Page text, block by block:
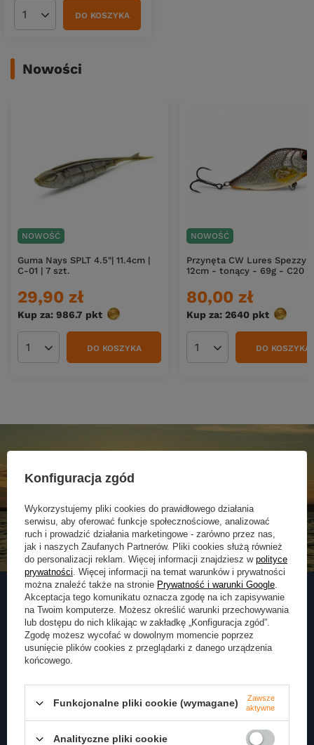
Ilość produktówDO KOSZYKA
Nowości
NOWOŚĆ
Guma Nays SPLT 4.5"| 11.4cm |
C-01 | 7 szt.
29,90 zł
Kup za: 986.7 pkt punktów
Ilość produktówDO KOSZYKA
NOWOŚĆ
Przynęta CW Lures Spezzy
12cm - tonący - 69g - C20
80,00 zł
Kup za: 2640 pkt punktów
Ilość produktówDO KOSZYKA
Zapisz się do naszego
Newslettera
ofercie
Konfiguracja zgód
Wykorzystujemy pliki cookies do prawidłowego działania
serwisu, aby oferować funkcje społecznościowe, analizować
ruch i prowadzić działania marketingowe - zarówno przez nas,
jak i naszych Zaufanych Partnerów. Pliki cookies służą również
do personalizacji reklam. Więcej informacji znajdziesz w polityce
prywatności . Więcej informacji na temat warunków i prywatności
można znaleźć także na stronie Prywatność i warunki Google
Akceptacja tego komunikatu oznacza zgodę na ich zapisywanie
na Twoim komputerze. Możesz określić warunki przechowywania
lub dostępu do nich klikając w zakładkę „Konfiguracja zgód”.
Zgodę możesz wycofać w dowolnym momencie poprzez
usunięcie plików cookies z przeglądarki z danego urządzenia
końcowego.
Funkcjonalne pliki cookie (wymagane)
Zawsze
aktywne
Analityczne pliki cookie